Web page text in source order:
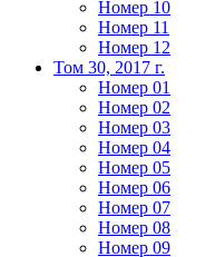
Номер 10
Номер 11
Номер 12
Том 30, 2017 г.
Номер 01
Номер 02
Номер 03
Номер 04
Номер 05
Номер 06
Номер 07
Номер 08
Номер 09